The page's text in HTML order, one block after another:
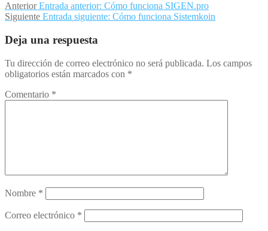
Anterior Entrada anterior: Cómo funciona SIGEN.pro
Siguiente Entrada siguiente: Cómo funciona Sistemkoin
Deja una respuesta
Tu dirección de correo electrónico no será publicada. Los campos
obligatorios están marcados con *
Comentario *
Nombre *
Correo electrónico *